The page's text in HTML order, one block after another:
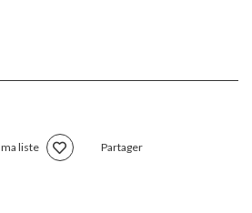
liste Partager